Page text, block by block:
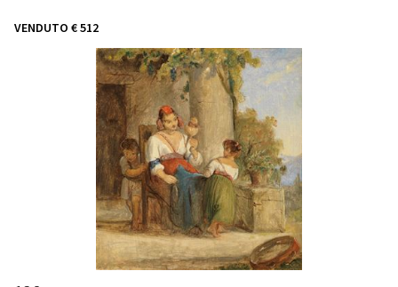
VENDUTO € 512